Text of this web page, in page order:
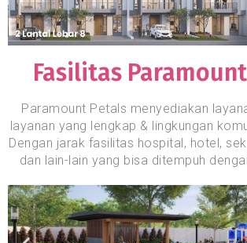
Fasilitas
Paramount Petals menyediakan
layanan yang lengkap & lingkungan
Dengan jarak fasilitas hospital, hotel,
dan lain-lain yang bisa ditempuh